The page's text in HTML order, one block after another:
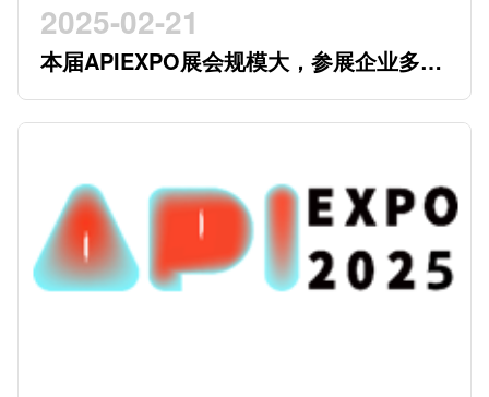
2025-02-21
本届APIEXPO展会规模大，参展企业多，
参观观众多，看展时间紧，怎么办？